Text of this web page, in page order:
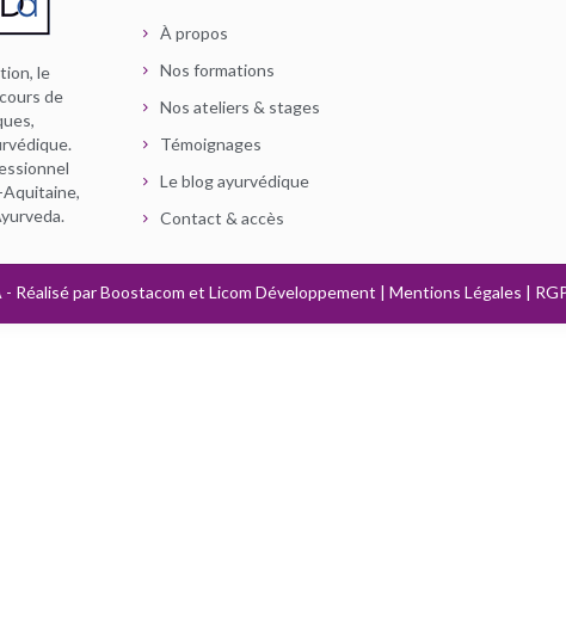
le
de
À propos
Nos formations
Nos ateliers & stages
Témoignages
Le blog ayurvédique
Contact & accès
- Réalisé parBoostacom etLicom Développement |Mentions Légales |